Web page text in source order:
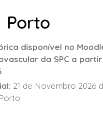
Porto
disponível no
da SPC a
21 de Novembro 2026